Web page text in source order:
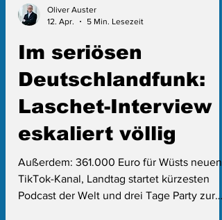
Oliver Auster
12. Apr.
5 Min. Lesezeit
Im seriösen
Deutschlandfunk:
Laschet-Interview
eskaliert völlig